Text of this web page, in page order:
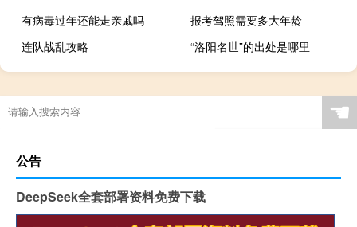
有病毒过年还能走亲戚吗
报考驾照需要多大年龄
连队战乱攻略
“洛阳名世”的出处是哪里
☚
公告
DeepSeek全套部署资料免费下载